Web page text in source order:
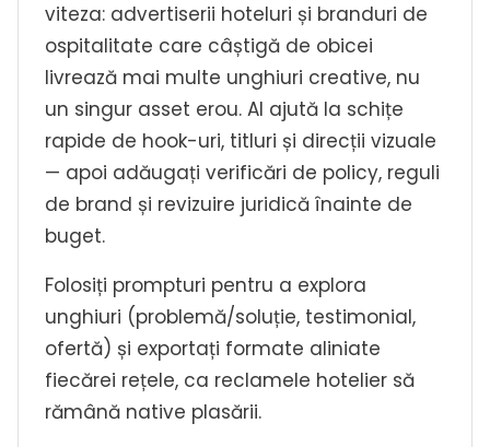
viteza: advertiserii hoteluri și branduri de
ospitalitate care câștigă de obicei
livrează mai multe unghiuri creative, nu
un singur asset erou. AI ajută la schițe
rapide de hook-uri, titluri și direcții vizuale
— apoi adăugați verificări de policy, reguli
de brand și revizuire juridică înainte de
buget.
Folosiți prompturi pentru a explora
unghiuri (problemă/soluție, testimonial,
ofertă) și exportați formate aliniate
fiecărei rețele, ca reclamele hotelier să
rămână native plasării.